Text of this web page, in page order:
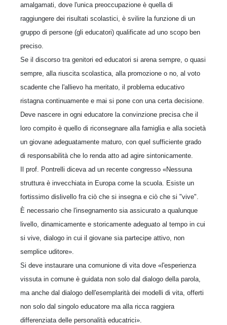
amalgamati, dove l'unica preoccupazione è quella di
raggiungere dei risultati scolastici, è svilire la funzione di un
gruppo di persone (gli educatori) qualificate ad uno scopo ben
preciso.
Se il discorso tra genitori ed educatori si arena sempre, o quasi
sempre, alla riuscita scolastica, alla promozione o no, al voto
scadente che l'allievo ha meritato, il problema educativo
ristagna continuamente e mai si pone con una certa decisione.
Deve nascere in ogni educatore la convinzione precisa che il
loro compito è quello di riconsegnare alla famiglia e alla società
un giovane adeguatamente maturo, con quel sufficiente grado
di responsabilità che lo renda atto ad agire sintonicamente.
Il prof. Pontrelli diceva ad un recente congresso «Nessuna
struttura è invecchiata in Europa come la scuola. Esiste un
fortissimo dislivello fra ciò che si insegna e ciò che si "vive".
È necessario che l'insegnamento sia assicurato a qualunque
livello, dinamicamente e storicamente adeguato al tempo in cui
si vive, dialogo in cui il giovane sia partecipe attivo, non
semplice uditore».
Si deve instaurare una comunione di vita dove «l'esperienza
vissuta in comune è guidata non solo dal dialogo della parola,
ma anche dal dialogo dell'esemplarità dei modelli di vita, offerti
non solo dal singolo educatore ma alla ricca raggiera
differenziata delle personalità educatrici».